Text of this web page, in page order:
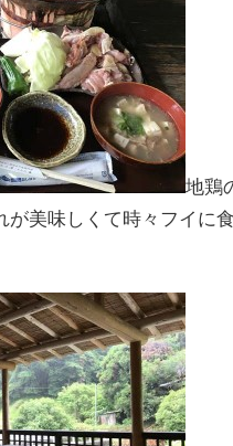
地鶏
美味しくて時々フイに